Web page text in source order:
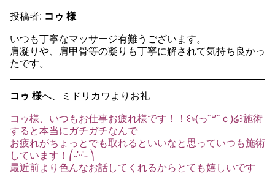
投稿者: コゥ 様
いつも丁寧なマッサージ有難うございます。
肩凝りや、肩甲骨等の凝りも丁寧に解されて気持ち良かっ
たです。
コゥ 様へ、ミドリカワよりお礼
コゥ様、いつもお仕事お疲れ様です！！꒰ঌ(っ˘꒳˘ｃ)‪໒꒱施術
すると本当にガチガチなんで
お疲れがちょっとでも取れるといいなと思っていつも施術
しています！⎛˶'ᵕ'˶ ⎞
最近前より色んなお話してくれるからとても嬉しいです